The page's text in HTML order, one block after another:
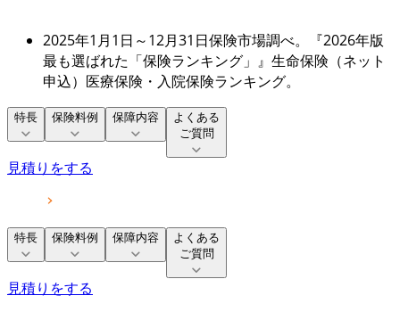
2025年1月1日～12月31日保険市場調べ。『2026年版
最も選ばれた「保険ランキング」』生命保険（ネット
申込）医療保険・入院保険ランキング。
特長 保険料例 保障内容
よくある
ご質問
見積りをする
特長 保険料例 保障内容
よくある
ご質問
見積りをする